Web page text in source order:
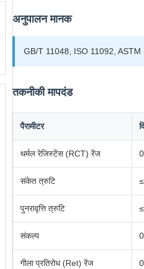
अनुपालन मानक
GB/T 11048, ISO 11092,
तकनीकी मापदंड
पैरामीटर
थर्मल रेजिस्टेंस (RCT) रेंज
संकेत त्रुटि
पुनरावृत्ति त्रुटि
संकल्प
गीला प्रतिरोध (Ret) रेंज